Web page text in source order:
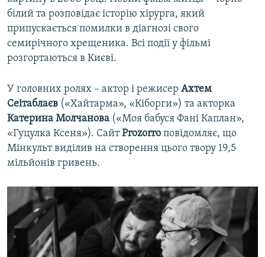
білий та розповідає історію хірурга, який
припускається помилки в діагнозі свого
семирічного хрещеника. Всі події у фільмі
розгортаються в Києві.
У головних ролях – актор і режисер Ахтем
Сеітаблаєв («Хайтарма», «Кіборги») та акторка
Катерина Молчанова («Моя бабуся Фані Каплан»,
«Гуцулка Ксеня»). СайтProzorro повідомляє, що
Мінкульт виділив на створення цього твору 19,5
мільйонів гривень.